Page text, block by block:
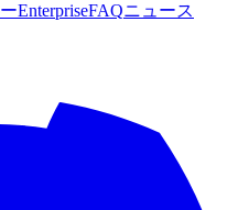
EnterpriseFAQニュース